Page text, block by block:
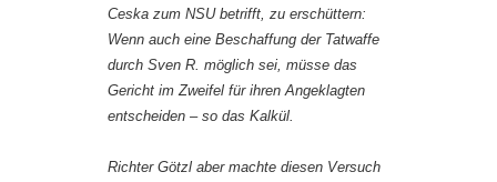
Ceska zum NSU betrifft, zu erschüttern:
Wenn auch eine Beschaffung der Tatwaffe
durch Sven R. möglich sei, müsse das
Gericht im Zweifel für ihren Angeklagten
entscheiden – so das Kalkül.
Richter Götzl aber machte diesen Versuch